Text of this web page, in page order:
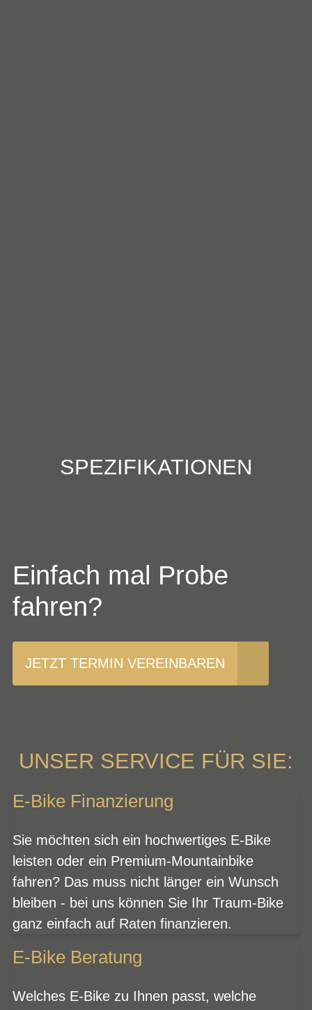
SPEZIFIKATIONEN
Einfach mal Probe
fahren?
JETZT TERMIN VEREINBAREN
UNSER SERVICE FÜR SIE:
E-Bike Finanzierung
Sie möchten sich ein hochwertiges E-Bike
leisten oder ein Premium-Mountainbike
fahren? Das muss nicht länger ein Wunsch
bleiben - bei uns können Sie Ihr Traum-Bike
ganz einfach auf Raten finanzieren.
E-Bike Beratung
Welches E-Bike zu Ihnen passt, welche